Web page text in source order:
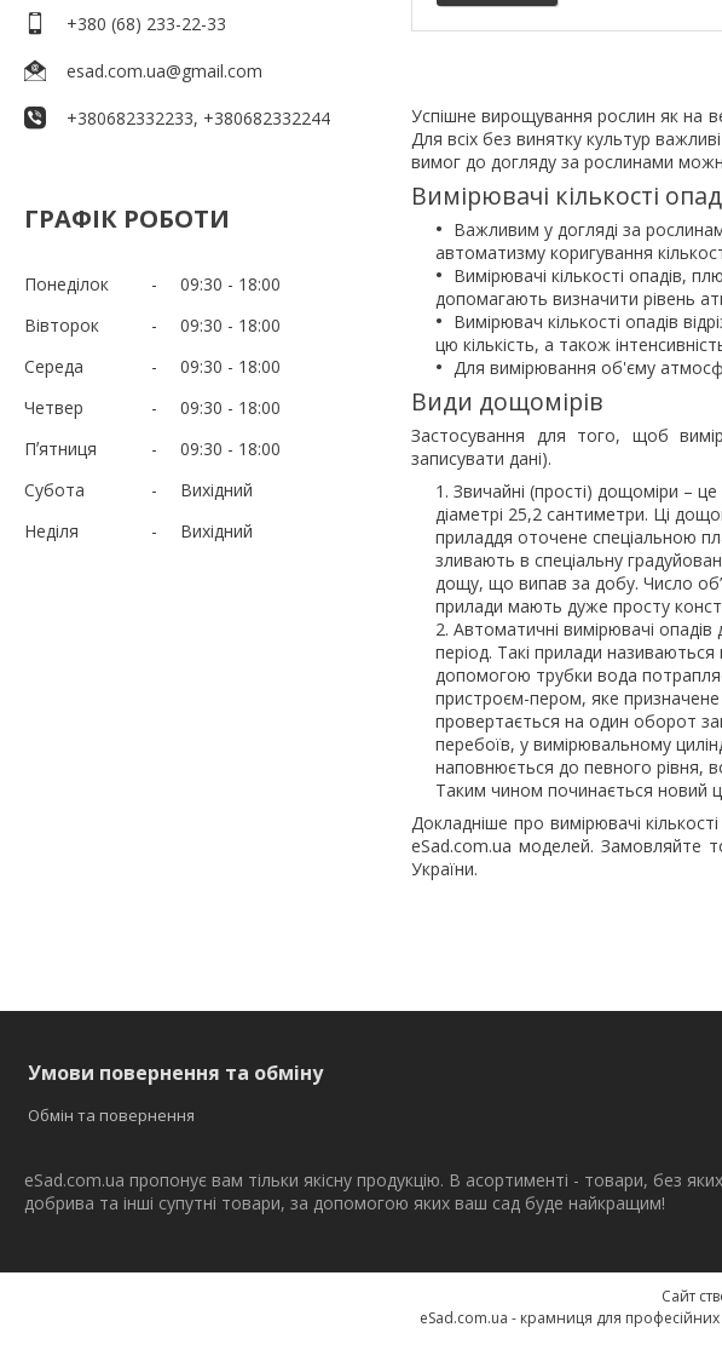
+380 (68) 233-22-33
esad.com.ua@gmail.com
+380682332233, +380682332244
ГРАФІК РОБОТИ
Понеділок 09:30
18:00
Вівторок
09:30
18:00
Середа
09:30
18:00
Четвер
09:30
18:00
Пʼятниця
09:30
18:00
Субота
Вихідний
Неділя
Вихідний
Успішне вирощування рослин як на
Для всіх без винятку культур
вимог до догляду за рослинами
Вимірювачі кількості
Важливим у догляді за
автоматизму коригування
Вимірювачі кількості опадів,
допомагають визначити рівень
Вимірювач кількості опадів
цю кількість, а також
Для вимірювання об'єму
Види дощомірів
Застосування для того, щоб
записувати дані).
Звичайні (прості) дощоміри –
діаметрі 25,2 сантиметри. Ці
приладдя оточене спеціальною
зливають в спеціальну
дощу, що випав за добу. Число
прилади мають дуже просту
Автоматичні вимірювачі
період. Такі прилади
допомогою трубки вода
пристроєм-пером, яке
провертається на один оборот
перебоїв, у вимірювальному
наповнюється до певного рівня,
Таким чином починається новий
Докладніше про вимірювачі
eSad.com.ua моделей. Замовляйте
України.
Умови повернення та обміну
Обмін та повернення
eSad.com.ua пропонує вам тільки якісну продукцію. В асортименті - товари, без
добрива та інші супутні товари, за допомогою яких ваш сад буде найкращим!
Сайт